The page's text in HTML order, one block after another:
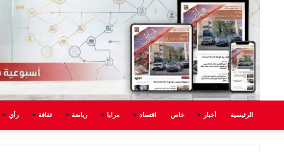
الرئيسية أخبار خاص اقتصاد مرايا رياضة ثقافة رأي